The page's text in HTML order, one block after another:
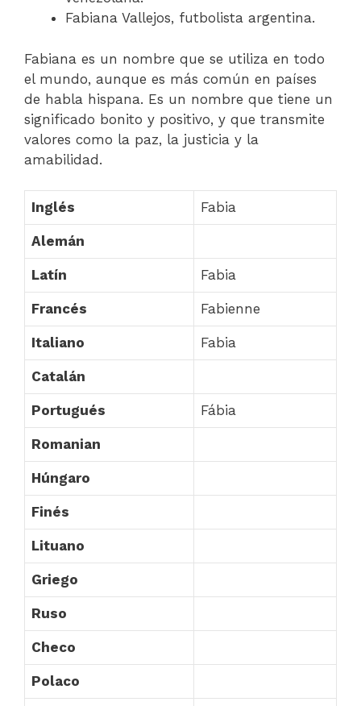
Fabiana Vallejos, futbolista argentina.
Fabiana es un nombre que se utiliza en todo
el mundo, aunque es más común en países
de habla hispana. Es un nombre que tiene un
significado bonito y positivo, y que transmite
valores como la paz, la justicia y la
amabilidad.
Inglés Fabia
Alemán
Latín Fabia
Francés Fabienne
Italiano Fabia
Catalán
Portugués Fábia
Romanian
Húngaro
Finés
Lituano
Griego
Ruso
Checo
Polaco